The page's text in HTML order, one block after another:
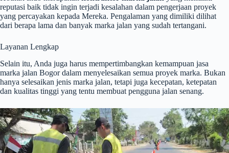
reputasi baik tidak ingin terjadi kesalahan dalam pengerjaan proyek
yang percayakan kepada Mereka. Pengalaman yang dimiliki dilihat
dari berapa lama dan banyak marka jalan yang sudah tertangani.
Layanan Lengkap
Selain itu, Anda juga harus mempertimbangkan kemampuan jasa
marka jalan Bogor dalam menyelesaikan semua proyek marka. Bukan
hanya selesaikan jenis marka jalan, tetapi juga kecepatan, ketepatan
dan kualitas tinggi yang tentu membuat pengguna jalan senang.